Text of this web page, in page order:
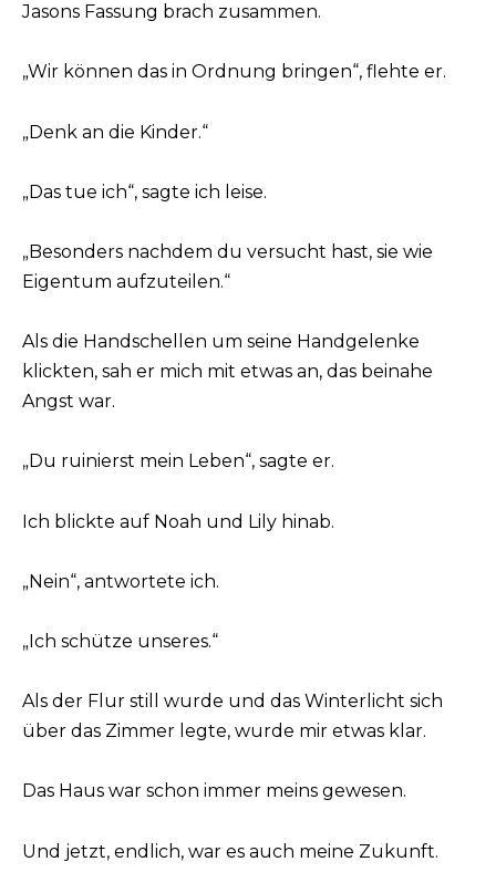
Jasons Fassung brach zusammen.
„Wir können das in Ordnung bringen“, flehte er.
„Denk an die Kinder.“
„Das tue ich“, sagte ich leise.
„Besonders nachdem du versucht hast, sie wie
Eigentum aufzuteilen.“
Als die Handschellen um seine Handgelenke
klickten, sah er mich mit etwas an, das beinahe
Angst war.
„Du ruinierst mein Leben“, sagte er.
Ich blickte auf Noah und Lily hinab.
„Nein“, antwortete ich.
„Ich schütze unseres.“
Als der Flur still wurde und das Winterlicht sich
über das Zimmer legte, wurde mir etwas klar.
Das Haus war schon immer meins gewesen.
Und jetzt, endlich, war es auch meine Zukunft.